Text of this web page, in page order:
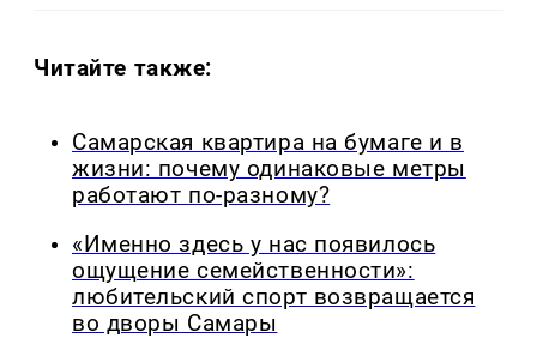
Читайте также:
Самарская квартира на бумаге и в
жизни: почему одинаковые метры
работают по-разному?
«Именно здесь у нас появилось
ощущение семейственности»:
любительский спорт возвращается
во дворы Самары